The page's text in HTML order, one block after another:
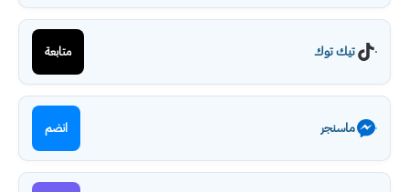
تيك توك متابعة
ماسنجر انضم